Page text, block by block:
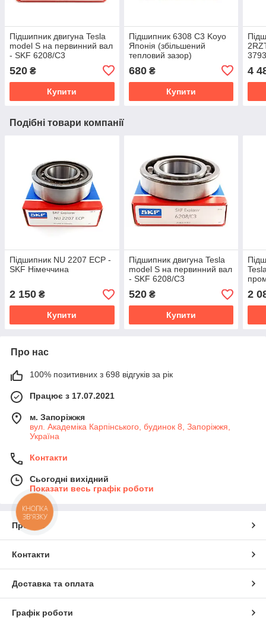
Підшипник двигуна Tesla
model S на первинний вал
- SKF 6208/C3
520 ₴
Купити
Підшипник 6308 C3 Koyo
Японія (збільшений
тепловий зазор)
680₴
Купити
4
Подібні товари компанії
Підшипник NU 2207 ECP -
SKF Німеччина
2 150 ₴
Купити
Підшипник двигуна Tesla
model S на первинний вал
- SKF 6208/C3
520₴
Купити
2
Про нас
100% позитивних з 698 відгуків за рік
Працює з 17.07.2021
м. Запоріжжя
вул. Академіка Карпінського, будинок 8, Запоріжжя,
Україна
Контакти
Сьогодні вихідний
Показати весь графік роботи
Про нас
Контакти
Доставка та оплата
Графік роботи
КНОПКА
ЗВ'ЯЗКУ